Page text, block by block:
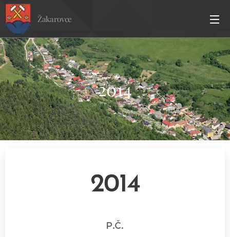
Žakarovce
2014
2014
P.Č.